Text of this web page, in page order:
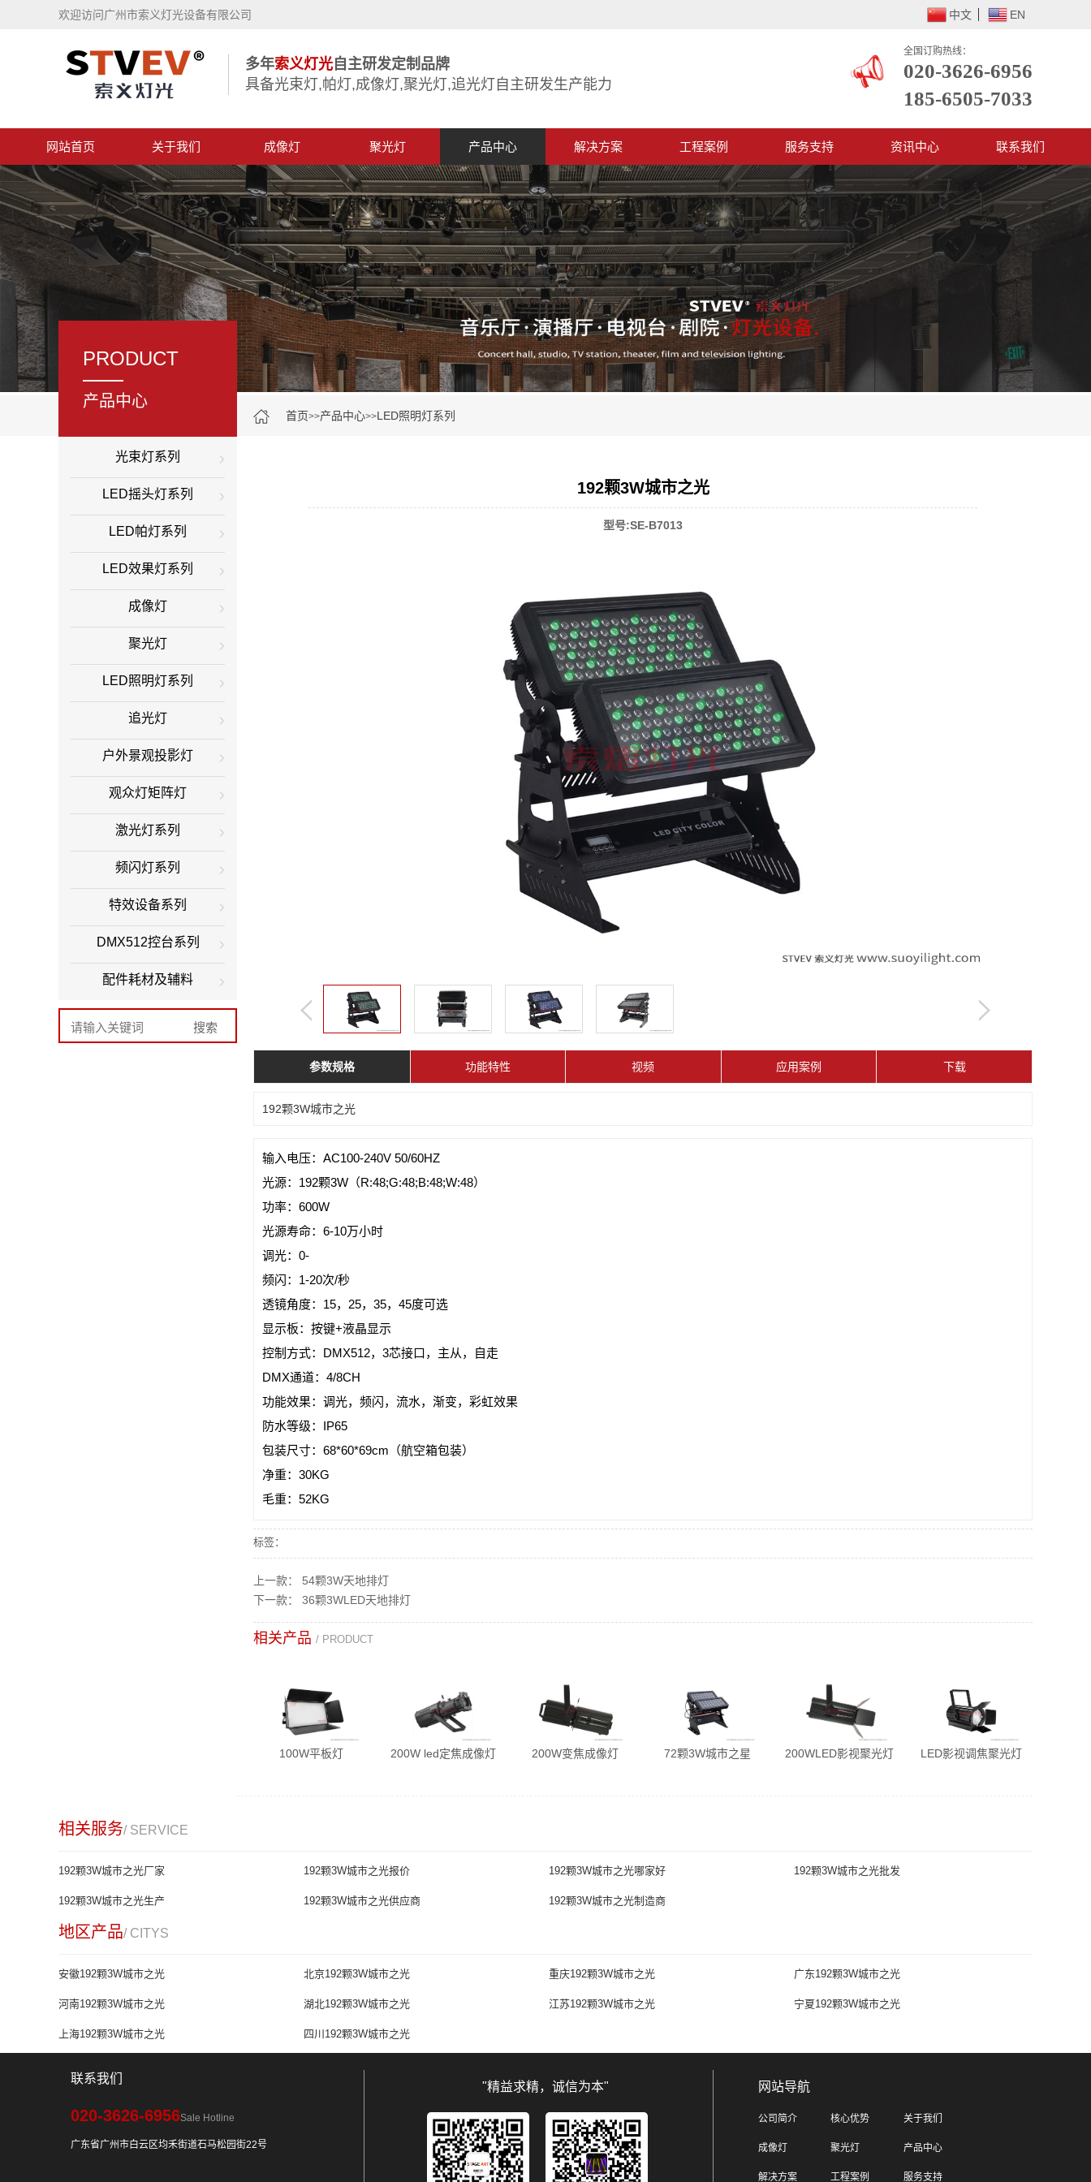
欢迎访问广州市索义灯光设备有限公司 中文 EN
多年索义灯光 自主研发定制品牌
具备光束灯,帕灯,成像灯,聚光灯,追光灯自主研发生产能力
全国订购热线：
020-3626-6956
185-6505-7033
网站首页 关于我们 成像灯 聚光灯 产品中心 解决方案 工程案例 服务支持 资讯中心 联系我们
首页>>产品中心>>LED照明灯系列
PRODUCT
产品中心
光束灯系列
LED摇头灯系列
LED帕灯系列
LED效果灯系列
成像灯
聚光灯
LED照明灯系列
追光灯
户外景观投影灯
观众灯矩阵灯
激光灯系列
频闪灯系列
特效设备系列
DMX512控台系列
配件耗材及辅料
192颗3W城市之光
型号:SE-B7013
参数规格 功能特性 视频 应用案例 下载
192颗3W城市之光
输入电压：AC100-240V 50/60HZ
光源：192颗3W（R:48;G:48;B:48;W:48）
功率：600W
光源寿命：6-10万小时
调光：0-
频闪：1-20次/秒
透镜角度：15，25，35，45度可选
显示板：按键+液晶显示
控制方式：DMX512，3芯接口，主从，自走
DMX通道：4/8CH
功能效果：调光，频闪，流水，渐变，彩虹效果
防水等级：IP65
包装尺寸：68*60*69cm（航空箱包装）
净重：30KG
毛重：52KG
标签：
上一款： 54颗3W天地排灯
下一款： 36颗3WLED天地排灯
相关产品 / PRODUCT
100W平板灯 200W led定焦成像灯 200W变焦成像灯 72颗3W城市之星 200WLED影视聚光灯 LED影视调焦聚光灯
相关服务/ SERVICE
192颗3W城市之光厂家 192颗3W城市之光报价 192颗3W城市之光哪家好 192颗3W城市之光批发
192颗3W城市之光生产 192颗3W城市之光供应商 192颗3W城市之光制造商
地区产品/ CITYS
安徽192颗3W城市之光 北京192颗3W城市之光 重庆192颗3W城市之光 广东192颗3W城市之光
河南192颗3W城市之光 湖北192颗3W城市之光 江苏192颗3W城市之光 宁夏192颗3W城市之光
上海192颗3W城市之光 四川192颗3W城市之光
联系我们
020-3626-6956Sale Hotline
广东省广州市白云区均禾街道石马松园街22号
"精益求精，诚信为本" 网站导航
公司简介 核心优势 关于我们
成像灯 聚光灯 产品中心
解决方案 工程案例 服务支持